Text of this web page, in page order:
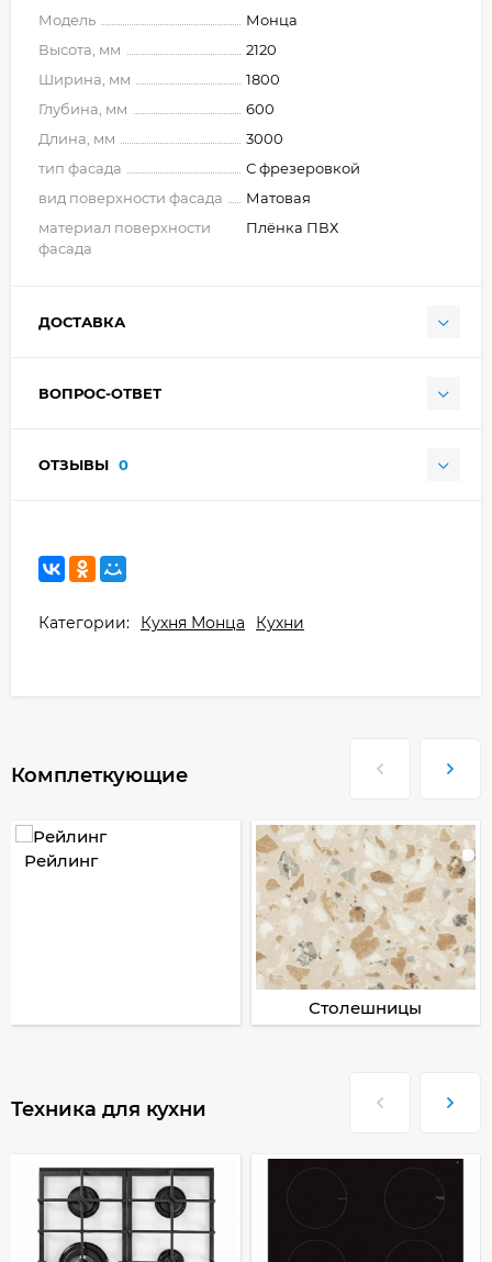
Модель
Монца
Высота, мм
2120
Ширина, мм
1800
Глубина, мм
600
Длина, мм
3000
тип фасада
С фрезеровкой
вид поверхности фасада
Матовая
материал поверхности
фасада
Плёнка ПВХ
ДОСТАВКА
ВОПРОС-ОТВЕТ
ОТЗЫВЫ 0
Категории: Кухня Монца Кухни
Комплеткующие
Рейлинг
Столешницы
Техника для кухни